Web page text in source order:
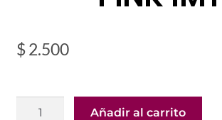
$2.500
Añadir al carrito